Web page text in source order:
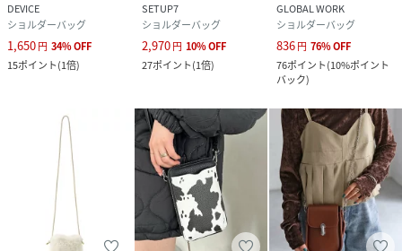
DEVICE
ショルダーバッグ
1,650円 34%OFF
15ポイント(1倍)
SETUP7
ショルダーバッグ
2,970円 10%OFF
27ポイント(1倍)
GLOBAL WORK
ショルダーバッグ
836円 76%OFF
76ポイント(10%ポイント
バック)